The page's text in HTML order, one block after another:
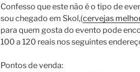
Confesso que este não é o tipo de
sou chegado em Skol,(cervejas
para quem gosta do evento pode
100 a 120 reais nos seguintes
Pontos de venda: